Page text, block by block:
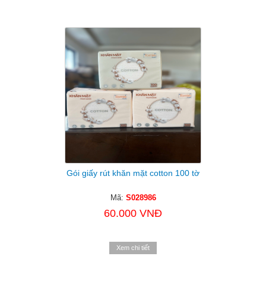
Gói giấy rút khăn mặt cotton 100 tờ
Mã: S028986
60.000 VNĐ
Xem chi tiết